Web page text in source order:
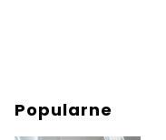
Popularne